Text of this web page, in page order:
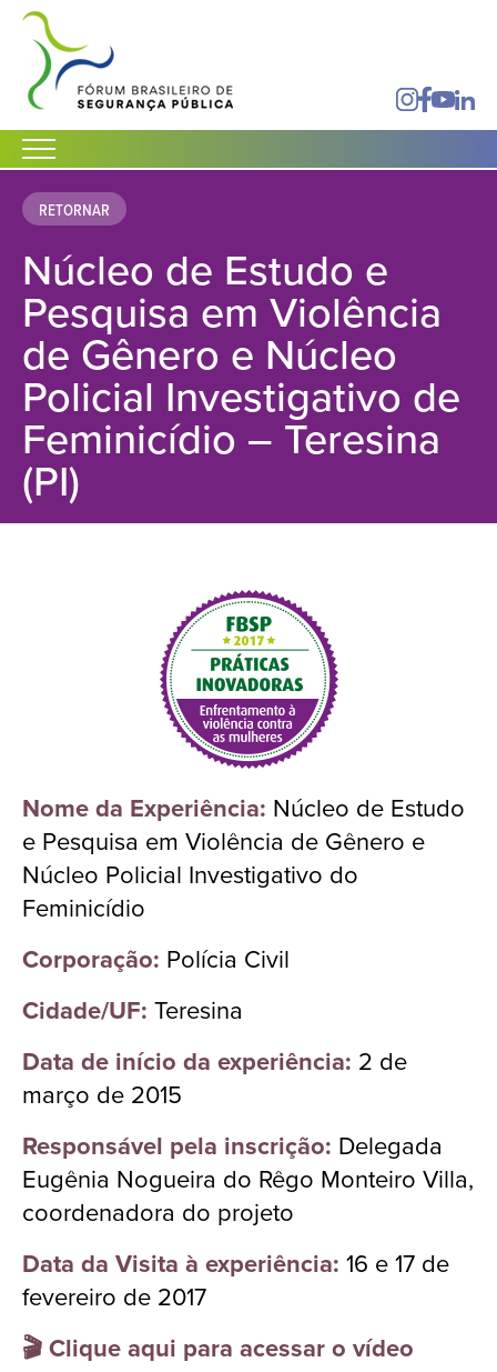
RETORNAR
Núcleo de Estudo e
Pesquisa em Violência
de Gênero e Núcleo
Policial Investigativo de
Feminicídio – Teresina
(PI)
Nome da Experiência: Núcleo de Estudo
e Pesquisa em Violência de Gênero e
Núcleo Policial Investigativo do
Feminicídio
Corporação: Polícia Civil
Cidade/UF: Teresina
Data de início da experiência: 2 de
março de 2015
Responsável pela inscrição: Delegada
Eugênia Nogueira do Rêgo Monteiro Villa,
coordenadora do projeto
Data da Visita à experiência: 16 e 17 de
fevereiro de 2017
🎬 Clique aqui para acessar o vídeo